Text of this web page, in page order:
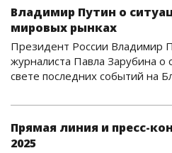
Владимир Путин о
мировых рынках
Президент России Владимир
журналиста Павла Зарубина о
свете последних событий на
Прямая линия и пресс-
2025